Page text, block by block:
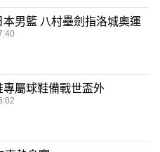
本男籃 八村壘劍指洛城奧運
專屬球鞋備戰世盃外